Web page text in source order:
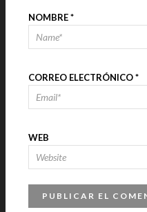
NOMBRE*
CORREO ELECTRÓNICO*
WEB